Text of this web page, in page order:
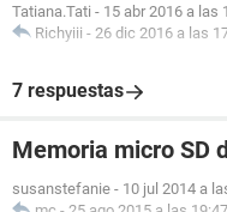
Tatiana.Tati - 15 abr 2016 a las
Richyiii - 26 dic 2016 a las
7 respuestas
Memoria micro SD
susanstefanie - 10 jul 2014 a